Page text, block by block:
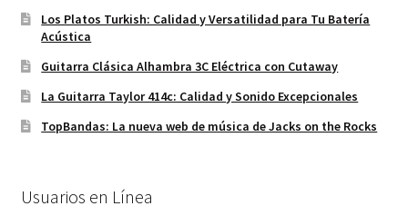
Los Platos Turkish: Calidad y Versatilidad para Tu Batería
Acústica
Guitarra Clásica Alhambra 3C Eléctrica con Cutaway
La Guitarra Taylor 414c: Calidad y Sonido Excepcionales
TopBandas: La nueva web de música de Jacks on the Rocks
Usuarios en Línea